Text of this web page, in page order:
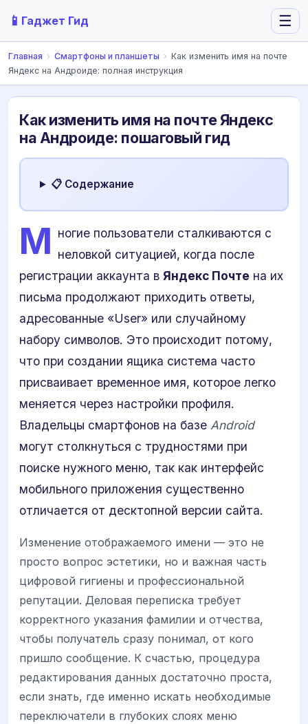
📱 Гаджет Гид ☰
Главная › Смартфоны и планшеты › Как изменить имя на почте
Яндекс на Андроиде: полная инструкция
Как изменить имя на почте Яндекс
на Андроиде: пошаговый гид
📋 Содержание
М ногие пользователи сталкиваются с
неловкой ситуацией, когда после
регистрации аккаунта в Яндекс Почте на их
письма продолжают приходить ответы,
адресованные «User» или случайному
набору символов. Это происходит потому,
что при создании ящика система часто
присваивает временное имя, которое легко
меняется через настройки профиля.
Владельцы смартфонов на базе Android
могут столкнуться с трудностями при
поиске нужного меню, так как интерфейс
мобильного приложения существенно
отличается от десктопной версии сайта.
Изменение отображаемого имени — это не
просто вопрос эстетики, но и важная часть
цифровой гигиены и профессиональной
репутации. Деловая переписка требует
корректного указания фамилии и отчества,
чтобы получатель сразу понимал, от кого
пришло сообщение. К счастью, процедура
редактирования данных достаточно проста,
если знать, где именно искать необходимые
переключатели в глубоких слоях меню